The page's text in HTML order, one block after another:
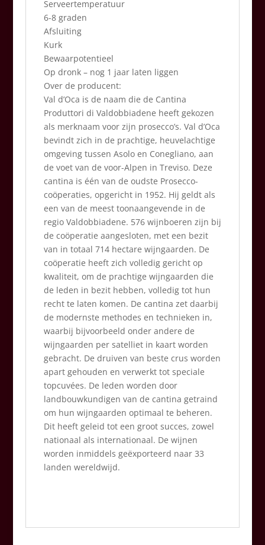
Serveertemperatuur
6-8 graden
Afsluiting
Kurk
Bewaarpotentieel
Op dronk – nog 1 jaar laten liggen
Over de producent:
Val d’Oca is de naam die de Cantina
Produttori di Valdobbiadene heeft gekozen
als merknaam voor zijn prosecco’s. Val d’Oca
bevindt zich in de prachtige, heuvelachtige
omgeving tussen Asolo en Conegliano, aan
de voet van de voor-Alpen in Treviso. Deze
cantina is één van de oudste Prosecco-
coöperaties, opgericht in 1952. Hij geldt als
een van de meest toonaangevende in de
regio Valdobbiadene. 576 wijnboeren zijn bij
de coöperatie aangesloten, met een bezit
van in totaal 714 hectare wijngaarden. De
coöperatie heeft zich volledig gericht op
kwaliteit, om de prachtige wijngaarden die
de leden in bezit hebben, volledig tot hun
recht te laten komen. De cantina zet daarbij
de modernste methodes en technieken in,
waarbij bijvoorbeeld onder andere de
wijngaarden per satelliet in kaart worden
gebracht. De druiven van beste crus worden
apart gehouden en verwerkt tot speciale
topcuvées. De leden worden door
landbouwkundigen van de cantina getraind
om hun wijngaarden optimaal te beheren.
Dit heeft geleid tot een groot succes, zowel
nationaal als internationaal. De wijnen
worden inmiddels geëxporteerd naar 33
landen wereldwijd.